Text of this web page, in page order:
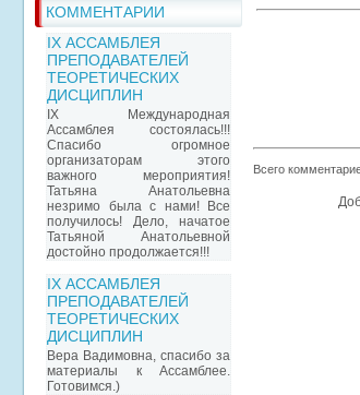
КОММЕНТАРИИ
IX АССАМБЛЕЯ
ПРЕПОДАВАТЕЛЕЙ
ТЕОРЕТИЧЕСКИХ
ДИСЦИПЛИН
IX Международная
Ассамблея состоялась!!!
Спасибо огромное
организаторам этого
важного мероприятия!
Татьяна Анатольевна
незримо была с нами! Все
получилось! Дело, начатое
Татьяной Анатольевной
достойно продолжается!!!
IX АССАМБЛЕЯ
ПРЕПОДАВАТЕЛЕЙ
ТЕОРЕТИЧЕСКИХ
ДИСЦИПЛИН
Вера Вадимовна, спасибо за
материалы к Ассамблее.
Готовимся.)
Всего